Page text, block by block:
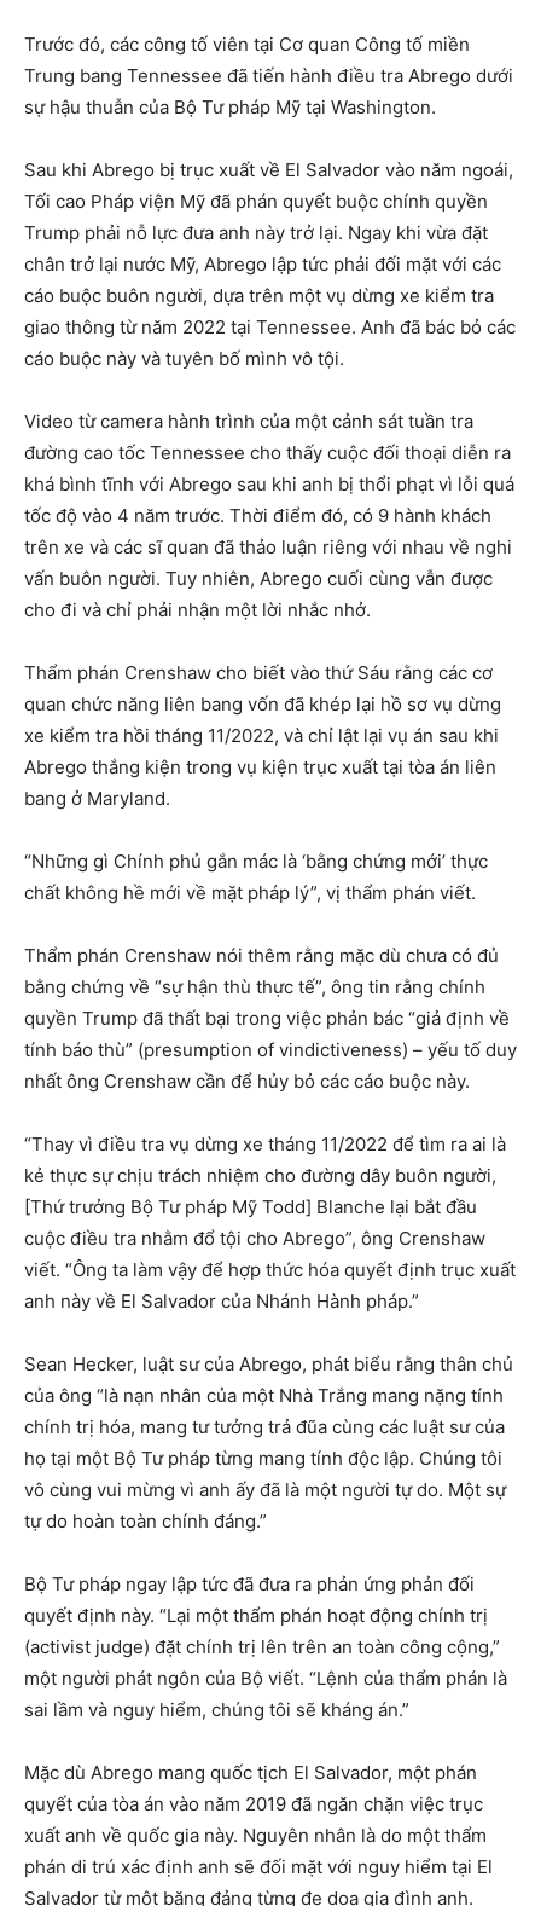
Trước đó, các công tố viên tại Cơ quan Công tố miền
Trung bang Tennessee đã tiến hành điều tra Abrego dưới
sự hậu thuẫn của Bộ Tư pháp Mỹ tại Washington.
Sau khi Abrego bị trục xuất về El Salvador vào năm ngoái,
Tối cao Pháp viện Mỹ đã phán quyết buộc chính quyền
Trump phải nỗ lực đưa anh này trở lại. Ngay khi vừa đặt
chân trở lại nước Mỹ, Abrego lập tức phải đối mặt với các
cáo buộc buôn người, dựa trên một vụ dừng xe kiểm tra
giao thông từ năm 2022 tại Tennessee. Anh đã bác bỏ các
cáo buộc này và tuyên bố mình vô tội.
Video từ camera hành trình của một cảnh sát tuần tra
đường cao tốc Tennessee cho thấy cuộc đối thoại diễn ra
khá bình tĩnh với Abrego sau khi anh bị thổi phạt vì lỗi quá
tốc độ vào 4 năm trước. Thời điểm đó, có 9 hành khách
trên xe và các sĩ quan đã thảo luận riêng với nhau về nghi
vấn buôn người. Tuy nhiên, Abrego cuối cùng vẫn được
cho đi và chỉ phải nhận một lời nhắc nhở.
Thẩm phán Crenshaw cho biết vào thứ Sáu rằng các cơ
quan chức năng liên bang vốn đã khép lại hồ sơ vụ dừng
xe kiểm tra hồi tháng 11/2022, và chỉ lật lại vụ án sau khi
Abrego thắng kiện trong vụ kiện trục xuất tại tòa án liên
bang ở Maryland.
“Những gì Chính phủ gắn mác là ‘bằng chứng mới’ thực
chất không hề mới về mặt pháp lý”, vị thẩm phán viết.
Thẩm phán Crenshaw nói thêm rằng mặc dù chưa có đủ
bằng chứng về “sự hận thù thực tế”, ông tin rằng chính
quyền Trump đã thất bại trong việc phản bác “giả định về
tính báo thù” (presumption of vindictiveness) – yếu tố duy
nhất ông Crenshaw cần để hủy bỏ các cáo buộc này.
“Thay vì điều tra vụ dừng xe tháng 11/2022 để tìm ra ai là
kẻ thực sự chịu trách nhiệm cho đường dây buôn người,
[Thứ trưởng Bộ Tư pháp Mỹ Todd] Blanche lại bắt đầu
cuộc điều tra nhằm đổ tội cho Abrego”, ông Crenshaw
viết. “Ông ta làm vậy để hợp thức hóa quyết định trục xuất
anh này về El Salvador của Nhánh Hành pháp.”
Sean Hecker, luật sư của Abrego, phát biểu rằng thân chủ
của ông “là nạn nhân của một Nhà Trắng mang nặng tính
chính trị hóa, mang tư tưởng trả đũa cùng các luật sư của
họ tại một Bộ Tư pháp từng mang tính độc lập. Chúng tôi
vô cùng vui mừng vì anh ấy đã là một người tự do. Một sự
tự do hoàn toàn chính đáng.”
Bộ Tư pháp ngay lập tức đã đưa ra phản ứng phản đối
quyết định này. “Lại một thẩm phán hoạt động chính trị
(activist judge) đặt chính trị lên trên an toàn công cộng,”
một người phát ngôn của Bộ viết. “Lệnh của thẩm phán là
sai lầm và nguy hiểm, chúng tôi sẽ kháng án.”
Mặc dù Abrego mang quốc tịch El Salvador, một phán
quyết của tòa án vào năm 2019 đã ngăn chặn việc trục
xuất anh về quốc gia này. Nguyên nhân là do một thẩm
phán di trú xác định anh sẽ đối mặt với nguy hiểm tại El
Salvador từ một băng đảng từng đe dọa gia đình anh.